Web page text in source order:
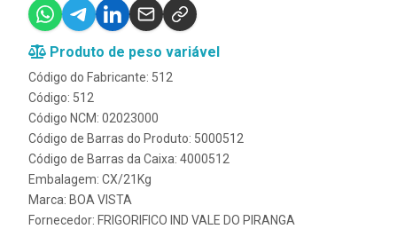
Produto de peso variável
Código do Fabricante: 512
Código: 512
Código NCM: 02023000
Código de Barras do Produto: 5000512
Código de Barras da Caixa: 4000512
Embalagem: CX/21Kg
Marca: BOA VISTA
Fornecedor: FRIGORIFICO IND VALE DO PIRANGA